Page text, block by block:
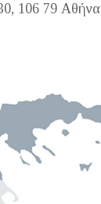
106 79 Αθήνα